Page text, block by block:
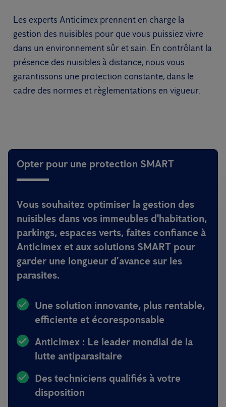
Les experts Anticimex prennent en charge la
gestion des nuisibles pour que vous puissiez vivre
dans un environnement sûr et sain. En contrôlant la
présence des nuisibles à distance, nous vous
garantissons une protection constante, dans le
cadre des normes et règlementations en vigueur.
Opter pour une protection SMART
Vous souhaitez optimiser la gestion des
nuisibles dans vos immeubles d'habitation,
parkings, espaces verts, faites confiance à
Anticimex et aux solutions SMART pour
garder une longueur d’avance sur les
parasites.
Une solution innovante, plus rentable,
efficiente et écoresponsable
Anticimex : Le leader mondial de la
lutte antiparasitaire
Des techniciens qualifiés à votre
disposition